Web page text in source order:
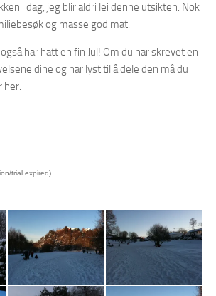
i dag, jeg blir aldri lei denne utsikten. Nok
og masse god mat.
har hatt en fin Jul! Om du har skrevet en
dine og har lyst til å dele den må du
her:
trial expired)